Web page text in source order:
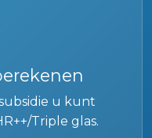
u kunt
Triple glas.